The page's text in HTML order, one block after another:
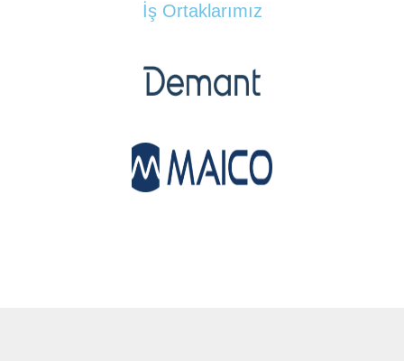
İş Ortaklarımız